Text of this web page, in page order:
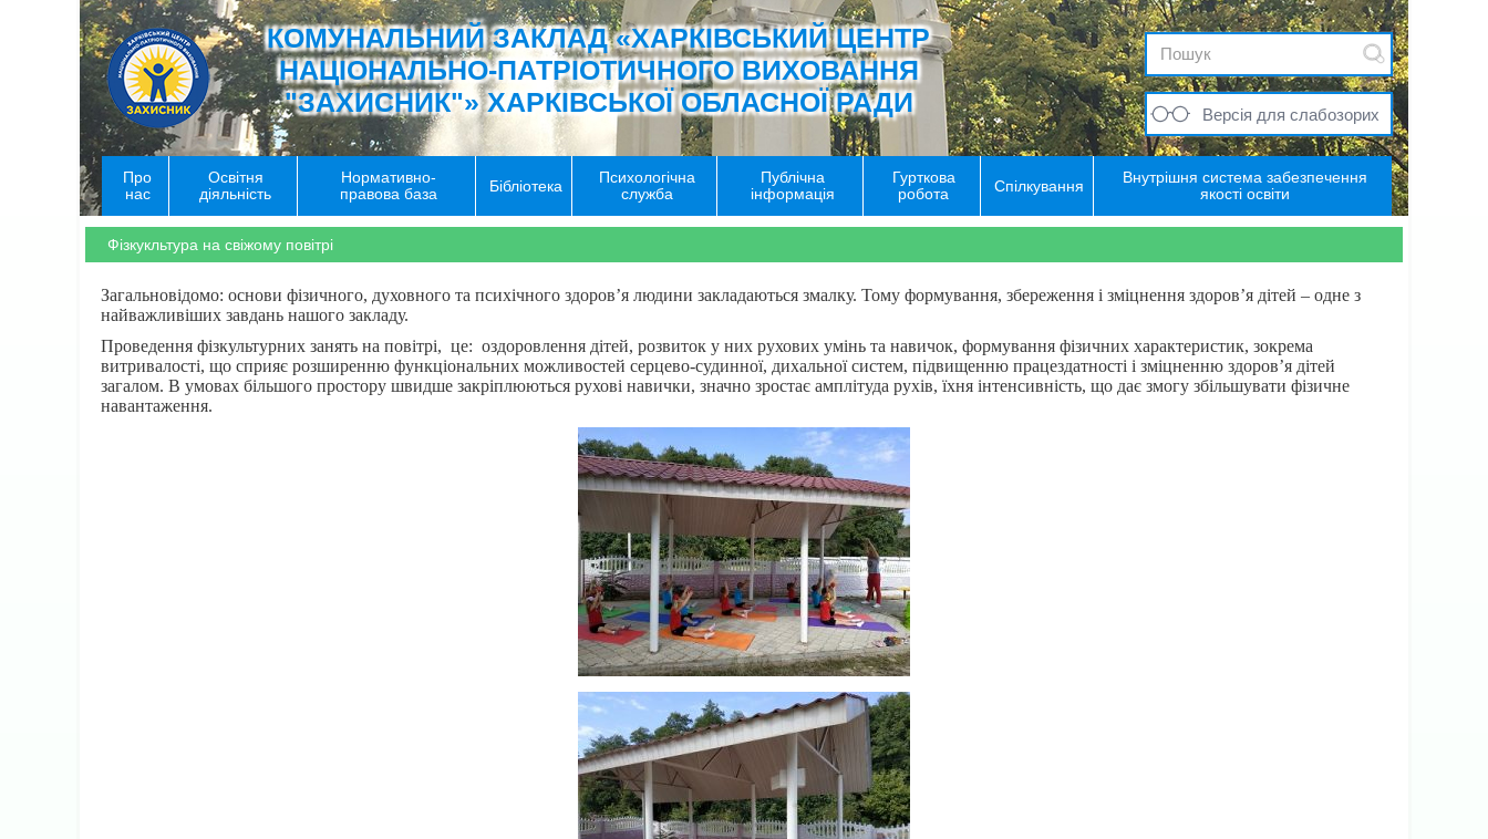
КОМУНАЛЬНИЙ ЗАКЛАД «ХАРКІВСЬКИЙ ЦЕНТР
НАЦІОНАЛЬНО-ПАТРІОТИЧНОГО ВИХОВАННЯ
"ЗАХИСНИК"» ХАРКІВСЬКОЇ ОБЛАСНОЇ РАДИ
Версія для слабозорих
Про
нас
Освітня
діяльність
Нормативно-
правова база
Бібліотека
Психологічна
служба
Публічна
інформація
Гурткова
робота
Спілкування
Внутрішня система забезпечення
якості освіти
Фізкукльтура на свіжому повітрі
Загальновідомо: основи фізичного, духовного та психічного здоров’я людини закладаються змалку. Тому формування, збереження і зміцнення здоров’я дітей – одне з
найважливіших завдань нашого закладу.
Проведення фізкультурних занять на повітрі, це: оздоровлення дітей, розвиток у них рухових умінь та навичок, формування фізичних характеристик, зокрема
витривалості, що сприяє розширенню функціональних можливостей серцево-судинної, дихальної систем, підвищенню працездатності і зміцненню здоров’я дітей
загалом. В умовах більшого простору швидше закріплюються рухові навички, значно зростає амплітуда рухів, їхня інтенсивність, що дає змогу збільшувати фізичне
навантаження.